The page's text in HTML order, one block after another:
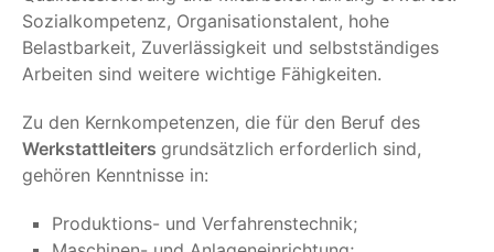
Sozialkompetenz, Organisationstalent, hohe
Belastbarkeit, Zuverlässigkeit und selbstständiges
Arbeiten sind weitere wichtige Fähigkeiten.
Zu den Kernkompetenzen, die für den Beruf des
Werkstattleiters grundsätzlich erforderlich sind,
gehören Kenntnisse in:
Produktions- und Verfahrenstechnik;